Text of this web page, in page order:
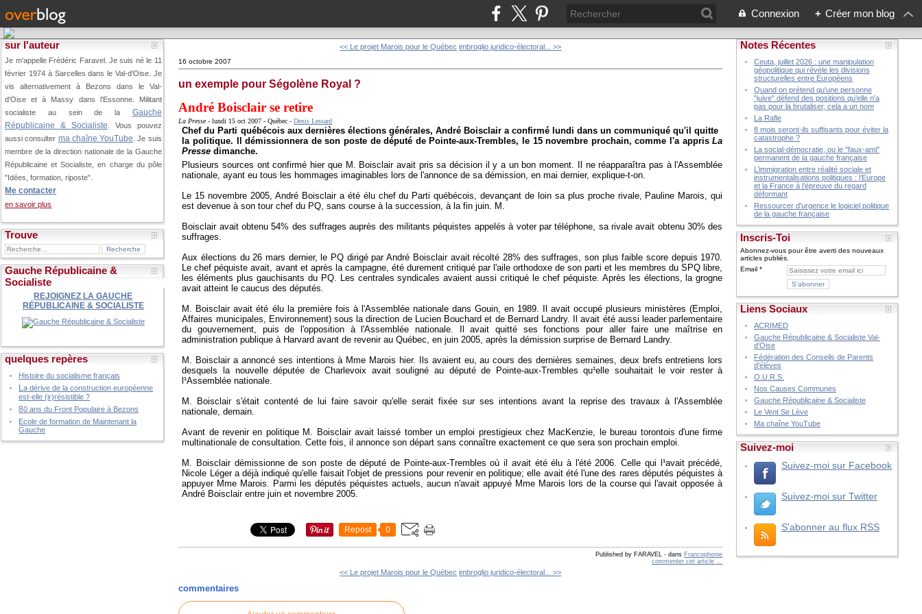
Connexion + Créer mon blog
sur l'auteur
Je m'appelle Frédéric Faravel. Je suis né le 11
février 1974 à Sarcelles dans le Val-d'Oise. Je
vis alternativement à Bezons dans le Val-
d'Oise et à Massy dans l'Essonne. Militant
socialiste au sein de la Gauche
Républicaine & Socialiste . Vous pouvez
aussi consulter ma chaîne YouTube . Je suis
membre de la direction nationale de la Gauche
Républicaine et Socialiste, en charge du pôle
"Idées, formation, riposte".
Me contacter
en savoir plus
Trouve
Gauche Républicaine &
Socialiste
REJOIGNEZ LA GAUCHE
RÉPUBLICAINE & SOCIALISTE
quelques repères
Histoire du socialisme français
La dérive de la construction européenne
est-elle (ir)résistible ?
80 ans du Front Populaire à Bezons
Ecole de formation de Maintenant la
Gauche
<< Le projet Marois pour le Québec imbroglio juridico-électoral... >>
16 octobre 2007
un exemple pour Ségolène Royal ?
André Boisclair se retire
La Presse- lundi 15 oct 2007 - Québec - Denis Lessard
Chef du Parti québécois aux dernières élections générales, André Boisclair a confirmé lundi dans un communiqué qu'il quitte
la politique. Il démissionnera de son poste de député de Pointe-aux-Trembles, le 15 novembre prochain, comme l'a apprisLa
Presse dimanche.
Plusieurs sources ont confirmé hier que M. Boisclair avait pris sa décision il y a un bon moment. Il ne réapparaîtra pas à l'Assemblée
nationale, ayant eu tous les hommages imaginables lors de l'annonce de sa démission, en mai dernier, explique-t-on.
Le 15 novembre 2005, André Boisclair a été élu chef du Parti québécois, devançant de loin sa plus proche rivale, Pauline Marois, qui
est devenue à son tour chef du PQ, sans course à la succession, à la fin juin. M.
Boisclair avait obtenu 54% des suffrages auprès des militants péquistes appelés à voter par téléphone, sa rivale avait obtenu 30% des
suffrages.
Aux élections du 26 mars dernier, le PQ dirigé par André Boisclair avait récolté 28% des suffrages, son plus faible score depuis 1970.
Le chef péquiste avait, avant et après la campagne, été durement critiqué par l'aile orthodoxe de son parti et les membres du SPQ libre,
les éléments plus gauchisants du PQ. Les centrales syndicales avaient aussi critiqué le chef péquiste. Après les élections, la grogne
avait atteint le caucus des députés.
M. Boisclair avait été élu la première fois à l'Assemblée nationale dans Gouin, en 1989. Il avait occupé plusieurs ministères (Emploi,
Affaires municipales, Environnement) sous la direction de Lucien Bouchard et de Bernard Landry. Il avait été aussi leader parlementaire
du gouvernement, puis de l'opposition à l'Assemblée nationale. Il avait quitté ses fonctions pour aller faire une maîtrise en
administration publique à Harvard avant de revenir au Québec, en juin 2005, après la démission surprise de Bernard Landry.
M. Boisclair a annoncé ses intentions à Mme Marois hier. Ils avaient eu, au cours des dernières semaines, deux brefs entretiens lors
desquels la nouvelle députée de Charlevoix avait souligné au député de Pointe-aux-Trembles qu¹elle souhaitait le voir rester à
l¹Assemblée nationale.
M. Boisclair s'était contenté de lui faire savoir qu'elle serait fixée sur ses intentions avant la reprise des travaux à l'Assemblée
nationale, demain.
Avant de revenir en politique M. Boisclair avait laissé tomber un emploi prestigieux chez MacKenzie, le bureau torontois d'une firme
multinationale de consultation. Cette fois, il annonce son départ sans connaître exactement ce que sera son prochain emploi.
M. Boisclair démissionne de son poste de député de Pointe-aux-Trembles où il avait été élu à l'été 2006. Celle qui l¹avait précédé,
Nicole Léger a déjà indiqué qu'elle faisait l'objet de pressions pour revenir en politique; elle avait été l'une des rares députés péquistes à
appuyer Mme Marois. Parmi les députés péquistes actuels, aucun n'avait appuyé Mme Marois lors de la course qui l'avait opposée à
André Boisclair entre juin et novembre 2005.
Repost 0
Published by FARAVEL - dans Francophonie
commenter cet article
<< Le projet Marois pour le Québec imbroglio juridico-électoral... >>
commentaires
Notes Récentes
Ceuta, juillet 2026 : une manipulation
géopolitique qui révèle les divisions
structurelles entre Européens
Quand on prétend qu'une personne
"juive" défend des positions qu'elle n'a
pas pour la brutaliser, cela a un nom
La Rafle
8 mois seront-ils suffisants pour éviter la
catastrophe ?
La social-démocratie, ou le "faux-ami"
permanent de la gauche française
L’immigration entre réalité sociale et
instrumentalisations politiques : l’Europe
et la France à l’épreuve du regard
déformant
Ressourcer d'urgence le logiciel politique
de la gauche française
Inscris-Toi
Abonnez-vous pour être averti des nouveaux
articles publiés.
Email
Liens Sociaux
ACRIMED
Gauche Républicaine & Socialiste Val-
d'Oise
Fédération des Conseils de Parents
d'élèves
O.U.R.S.
Nos Causes Communes
Gauche Républicaine & Socialiste
Le Vent Se Lève
Ma chaîne YouTube
Suivez-moi
Suivez-moi sur Facebook
Suivez-moi sur Twitter
S'abonner au flux RSS